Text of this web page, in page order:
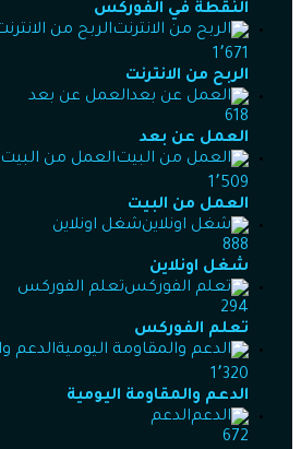
النقطة في الفوركس
الربح من
1٬671
الربح من الانترنت
العمل عن بعد
618
العمل عن بعد
العمل من البيت
1٬509
العمل من البيت
شغل اونلاين
888
شغل اونلاين
تعلم الفوركس
294
تعلم الفوركس
الدعم
1٬320
الدعم والمقاومة اليومية
الدعم
672